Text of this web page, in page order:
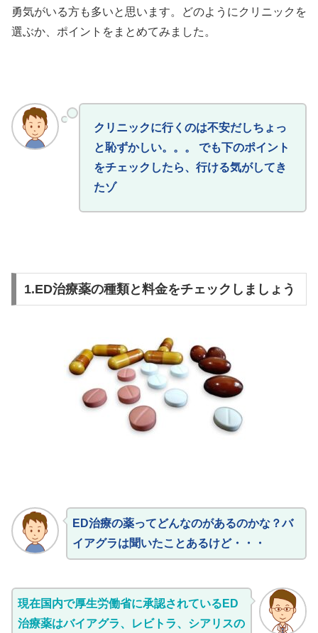
勇気がいる方も多いと思います。どのようにクリニックを
選ぶか、ポイントをまとめてみました。
クリニックに行くのは不安だしちょっ
と恥ずかしい。。。 でも下のポイント
をチェックしたら、行ける気がしてき
たゾ
1.ED治療薬の種類と料金をチェックしましょう
ED治療の薬ってどんなのがあるのかな？バ
イアグラは聞いたことあるけど・・・
現在国内で厚生労働省に承認されているED
治療薬はバイアグラ、レビトラ、シアリスの